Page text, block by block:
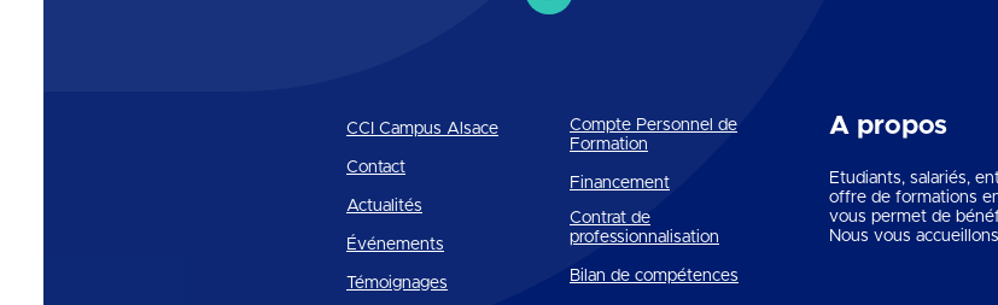
CCI Campus Alsace
Contact
Actualités
Événements
Témoignages
Compte Personnel de
Formation
Financement
Contrat de
professionnalisation
Bilan de compétences
A propos
Etudiants, salariés,
offre de formations
vous permet de
Nous vous